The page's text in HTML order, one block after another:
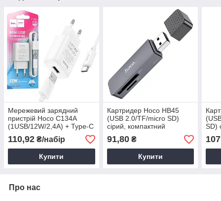
Мережевий зарядний
пристрій Hoco C134A
(1USB/12W/2,4A) + Type-C
білий, зарядний пристрій
білий
110,92 ₴/набір
Купити
Картридер Hoco HB45
(USB 2.0/TF/micro SD)
сірий, компактний
картридер
91,80₴
Купити
SD)
Про нас